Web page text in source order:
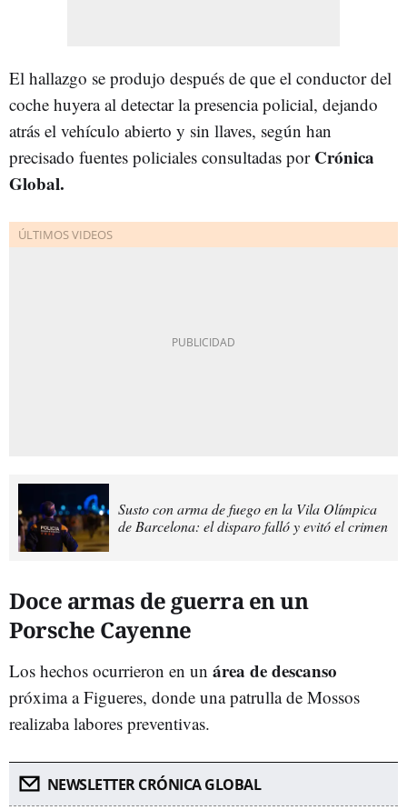
El hallazgo se produjo después de que el conductor del
coche huyera al detectar la presencia policial, dejando
atrás el vehículo abierto y sin llaves, según han
precisado fuentes policiales consultadas por Crónica
Global.
Susto con arma de fuego en la Vila Olímpica
de Barcelona: el disparo falló y evitó el crimen
Doce armas de guerra en un
Porsche Cayenne
Los hechos ocurrieron en un área de descanso
próxima a Figueres, donde una patrulla de Mossos
realizaba labores preventivas.
NEWSLETTER CRÓNICA GLOBAL